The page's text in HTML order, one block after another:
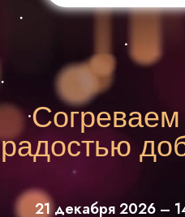
радостью
21 декабря 2026 –